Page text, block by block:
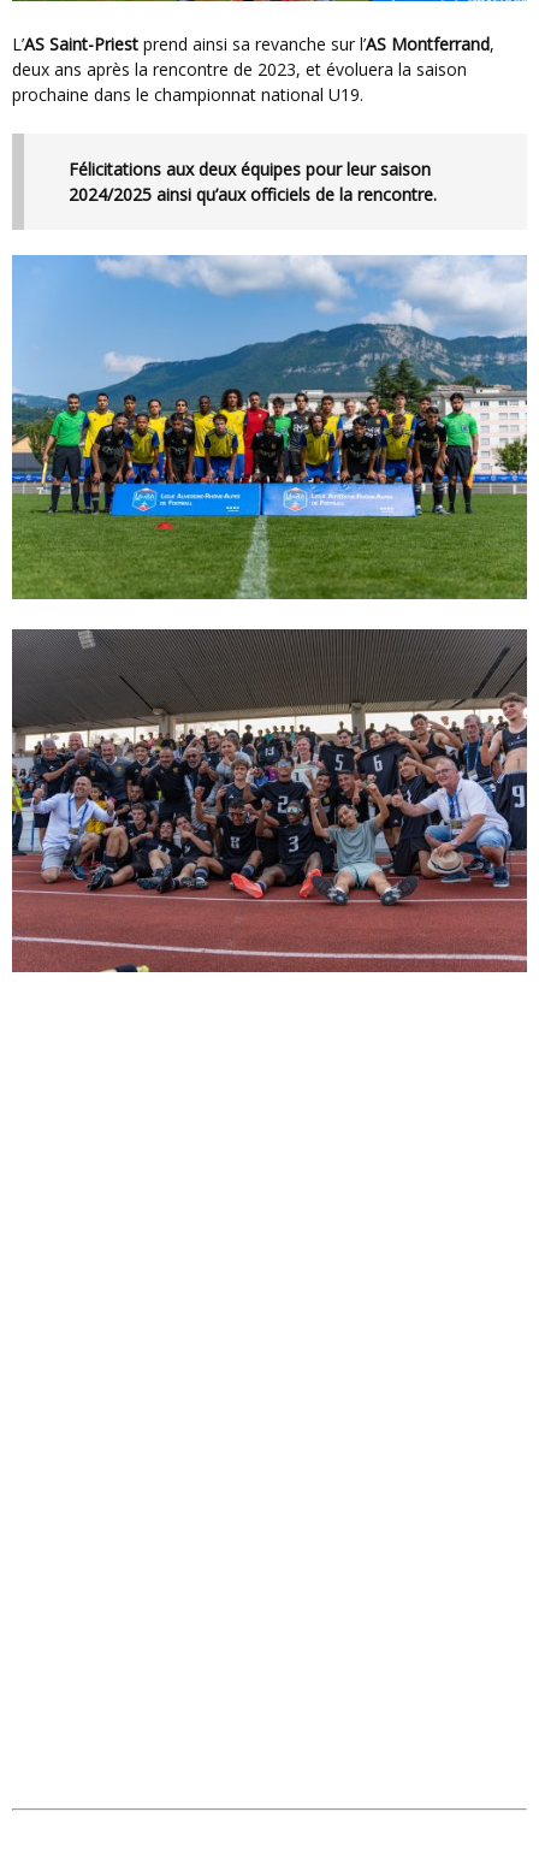
L’AS Saint-Priest prend ainsi sa revanche sur l’AS Montferrand,
deux ans après la rencontre de 2023, et évoluera la saison
prochaine dans le championnat national U19.
Félicitations aux deux équipes pour leur saison
2024/2025 ainsi qu’aux officiels de la rencontre.